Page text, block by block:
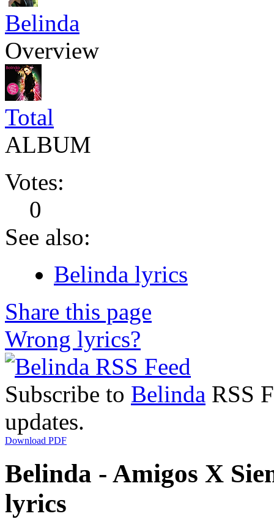
Belinda
Overview
Total
ALBUM
Votes:
0
See also:
Belinda lyrics
Share this page
Wrong lyrics?
Subscribe to Belinda RSS
updates.
Download PDF
Belinda - Amigos X
lyrics